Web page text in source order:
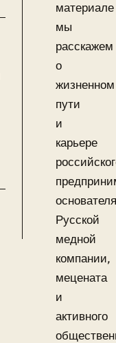
материале
мы
расскажем
о
жизненном
пути
и
карьере
основателя
Русской
медной
компании,
мецената
и
активного